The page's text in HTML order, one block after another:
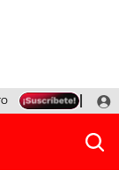
TINKA RESULTADOS